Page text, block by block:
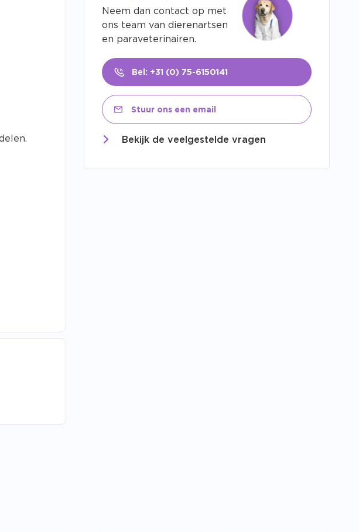
Neem dan contact op met
ons team van dierenartsen
en paraveterinairen.
Bel: +31 (0) 75-6150141
Stuur ons een email
Bekijk de veelgestelde vragen